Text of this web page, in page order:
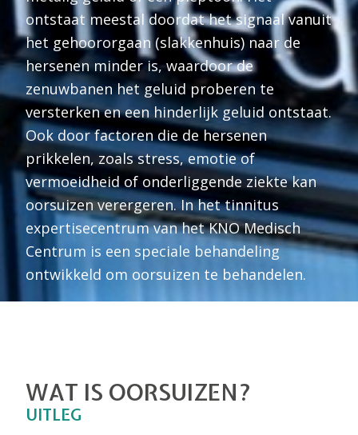
ontstaat meestal doordat het signaal vanuit
het gehoororgaan (slakkenhuis) naar de
hersenen minder is, waardoor de
zenuwbanen het geluid proberen te
versterken en een hinderlijk geluid ontstaat.
Ook door factoren die de hersenen
prikkelen, zoals stress, emotie of
vermoeidheid of onderliggende ziekte kan
oorsuizen verergeren. In het tinnitus
expertisecentrum van het KNO Medisch
Centrum is een speciale behandeling
ontwikkeld om oorsuizen te behandelen.
WAT IS OORSUIZEN?
UITLEG